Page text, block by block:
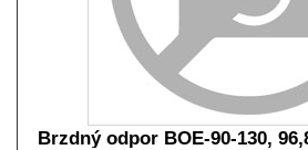
Brzdný odpor BOE-90-130,